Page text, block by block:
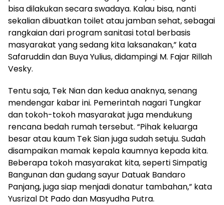
bisa dilakukan secara swadaya. Kalau bisa, nanti
sekalian dibuatkan toilet atau jamban sehat, sebagai
rangkaian dari program sanitasi total berbasis
masyarakat yang sedang kita laksanakan,” kata
Safaruddin dan Buya Yulius, didampingi M. Fajar Rillah
Vesky.
Tentu saja, Tek Nian dan kedua anaknya, senang
mendengar kabar ini. Pemerintah nagari Tungkar
dan tokoh-tokoh masyarakat juga mendukung
rencana bedah rumah tersebut. “Pihak keluarga
besar atau kaum Tek Sian juga sudah setuju. Sudah
disampaikan mamak kepala kaumnya kepada kita.
Beberapa tokoh masyarakat kita, seperti Simpatig
Bangunan dan gudang sayur Datuak Bandaro
Panjang, juga siap menjadi donatur tambahan,” kata
Yusrizal Dt Pado dan Masyudha Putra.